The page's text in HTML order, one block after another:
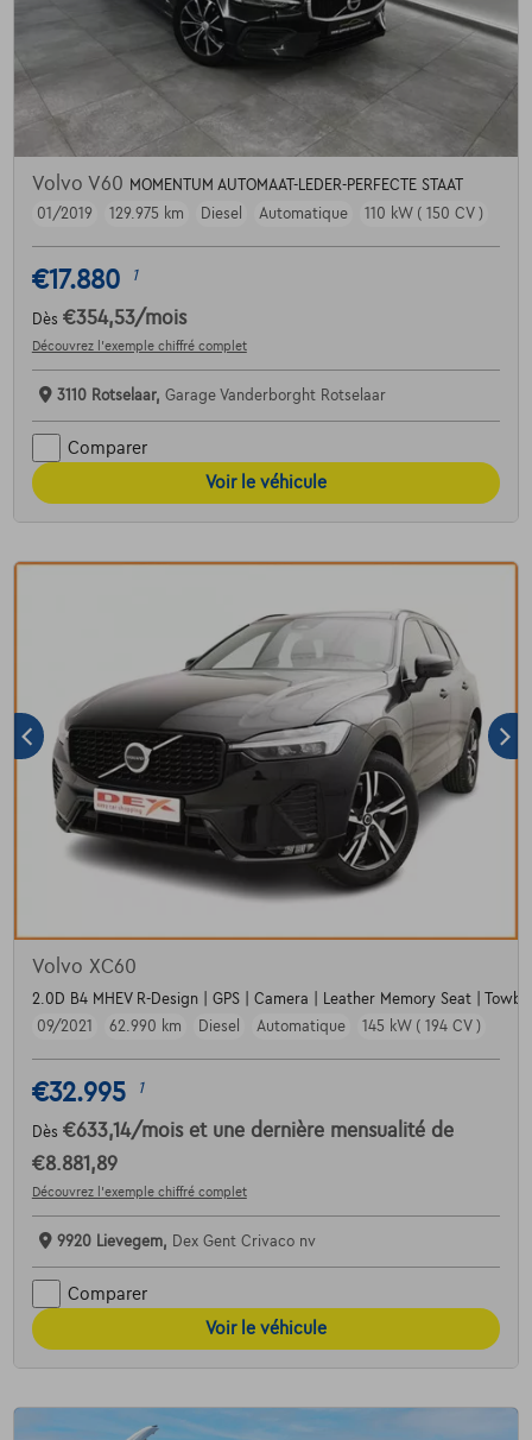
Volvo V60 MOMENTUM AUTOMAAT-LEDER-PERFECTE STAAT
01/2019
129.975 km Diesel Automatique 110 kW ( 150 CV )
€17.880 1
Dès €354,53/mois
Découvrez l’exemple chiffré complet
3110 Rotselaar, Garage Vanderborght Rotselaar
Comparer
Voir le véhicule
Volvo XC60
2.0D B4 MHEV R-Design | GPS | Camera | Leather Memory Seat |
09/2021
62.990 km Diesel Automatique 145 kW ( 194 CV )
€32.995 1
Dès €633,14/mois et une dernière mensualité de
€8.881,89
Découvrez l’exemple chiffré complet
9920 Lievegem, Dex Gent Crivaco nv
Comparer
Voir le véhicule